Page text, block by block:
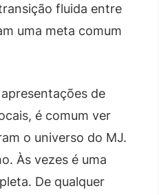
fluida entre
uma meta comum
de
é comum ver
o universo do MJ.
Às vezes é uma
De qualquer